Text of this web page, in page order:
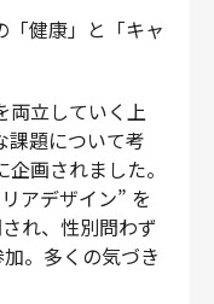
「健康」と「キャ
両立していく上
課題について考
画されました。
アデザイン” を
れ、性別問わず
。多くの気づき